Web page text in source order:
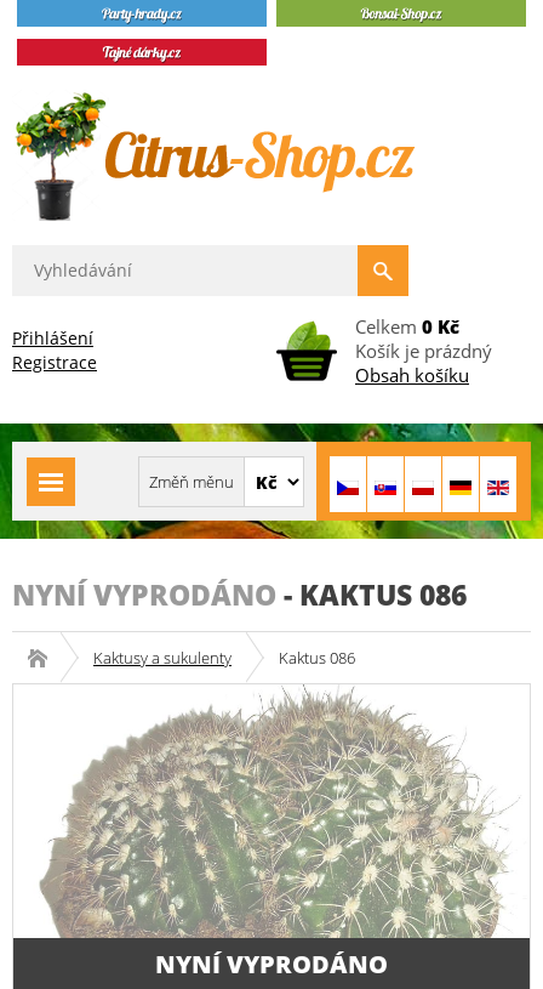
Přihlášení
Registrace
Celkem 0 Kč
Košík je prázdný
Obsah košíku
NYNÍ VYPRODÁNO - KAKTUS 086
Kaktusy a sukulenty Kaktus 086
NYNÍ VYPRODÁNO